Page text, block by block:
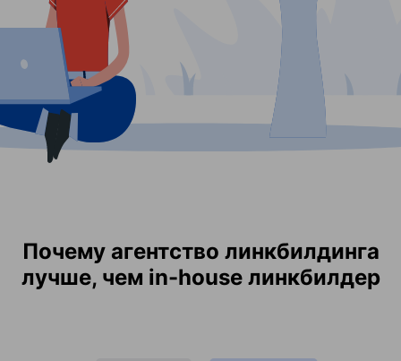
Почему агентство линкбилдинга
лучше, чем in-house линкбилдер